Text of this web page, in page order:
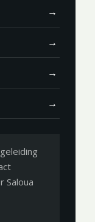
→
→
→
→
Saloua